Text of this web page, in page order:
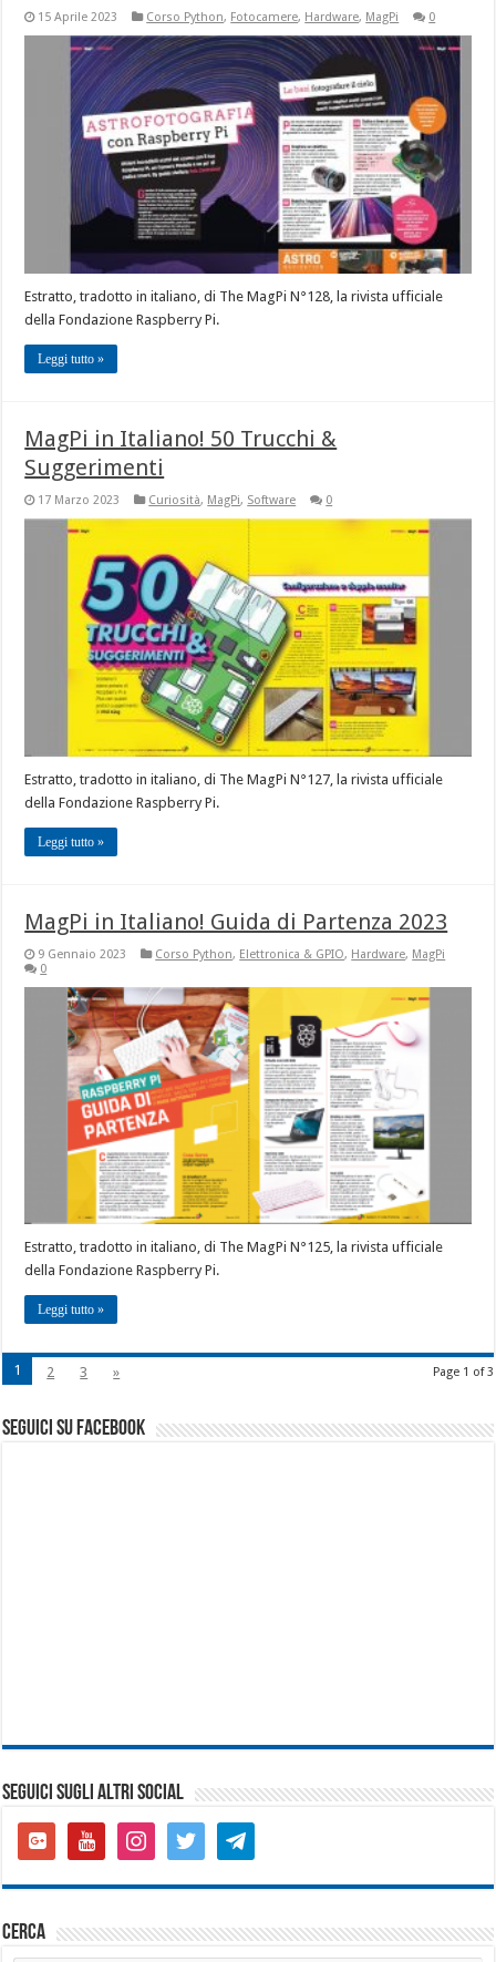
15 Aprile 2023 Corso Python, Fotocamere, Hardware, MagPi 0
Estratto, tradotto in italiano, di The MagPi N°128, la rivista ufficiale
della Fondazione Raspberry Pi.
Leggi tutto »
MagPi in Italiano! 50 Trucchi &
Suggerimenti
17 Marzo 2023 Curiosità, MagPi, Software 0
Estratto, tradotto in italiano, di The MagPi N°127, la rivista ufficiale
della Fondazione Raspberry Pi.
Leggi tutto »
MagPi in Italiano! Guida di Partenza 2023
9 Gennaio 2023 Corso Python, Elettronica & GPIO, Hardware, MagPi
0
Estratto, tradotto in italiano, di The MagPi N°125, la rivista ufficiale
della Fondazione Raspberry Pi.
Leggi tutto »
Page 1 of 3
1 2 3 »
seguici su facebook
SEGUICI SUGLI ALTRI SOCIAL
google-
plus-
youtube instagramtwitter telegram
cerca